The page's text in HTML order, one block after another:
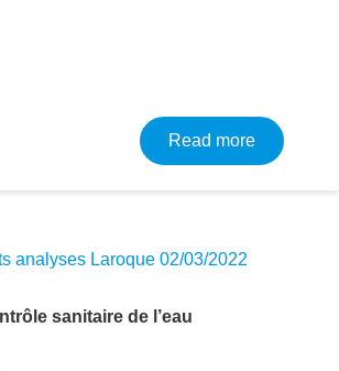
Read moreabout
analyses Laroque 02/03/2022
sanitaire de l’eau